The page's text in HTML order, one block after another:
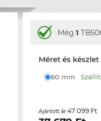
Még1
Méret és készlet
60 mm
Ajánlott ár47 099 Ft